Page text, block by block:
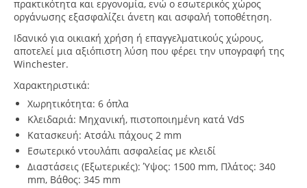
πρακτικότητα και εργονομία, ενώ ο εσωτερικός χώρος
οργάνωσης εξασφαλίζει άνετη και ασφαλή τοποθέτηση.
Ιδανικό για οικιακή χρήση ή επαγγελματικούς χώρους,
αποτελεί μια αξιόπιστη λύση που φέρει την υπογραφή της
Winchester.
Χαρακτηριστικά:
Χωρητικότητα: 6 όπλα
Κλειδαριά: Μηχανική, πιστοποιημένη κατά VdS
Κατασκευή: Ατσάλι πάχους 2 mm
Εσωτερικό ντουλάπι ασφαλείας με κλειδί
Διαστάσεις (Εξωτερικές): Ύψος: 1500 mm, Πλάτος: 340
mm, Βάθος: 345 mm